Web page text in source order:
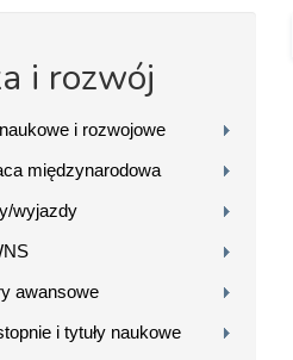
i rozwój
i rozwojowe
międzynarodowa
wyjazdy
awansowe
i tytuły naukowe